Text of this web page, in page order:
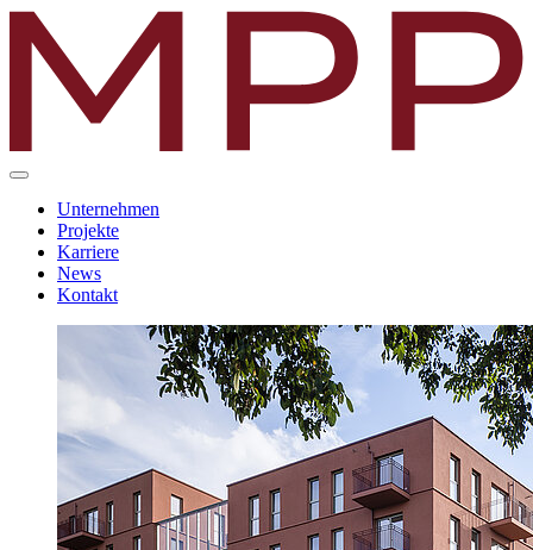
Unternehmen
Projekte
Karriere
News
Kontakt